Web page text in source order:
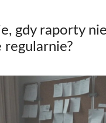
gdy raporty
regularnie?